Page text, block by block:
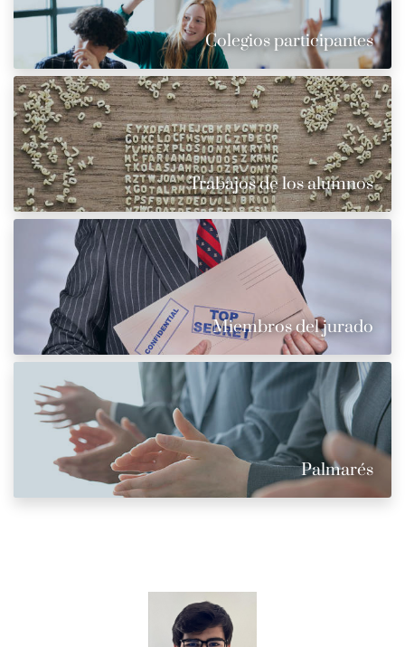
Colegios participantes
Trabajos de los alumnos
Miembros del jurado
Palmarés